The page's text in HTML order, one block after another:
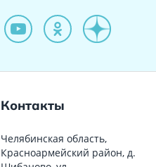
Контакты
Челябинская область,
Красноармейский район, д.